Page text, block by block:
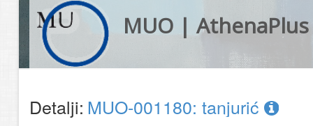
MUO | AthenaPlus
Detalji: MUO-001180: tanjurić